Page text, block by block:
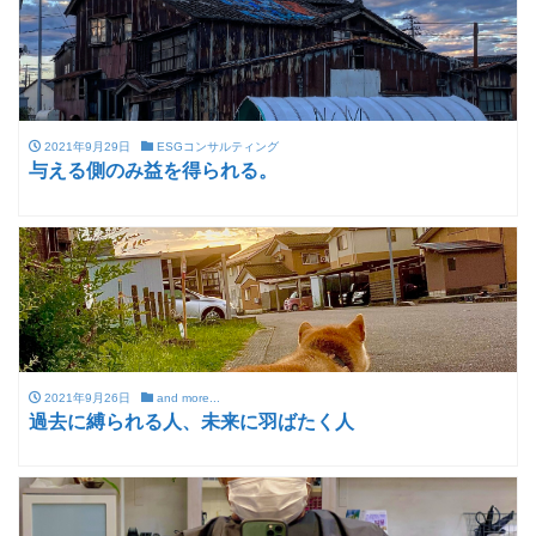
2021年9月29日 ESGコンサルティング
与える側のみ益を得られる。
2021年9月26日 and more...
過去に縛られる人、未来に羽ばたく人